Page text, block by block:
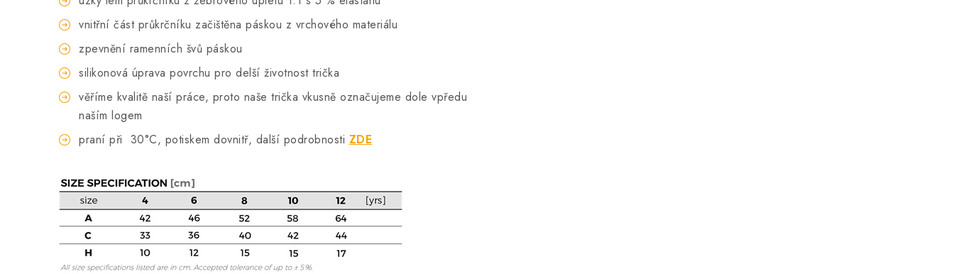
vnitřní část průkrčníku začištěna páskou z vrchového materiálu
zpevnění ramenních švů páskou
silikonová úprava povrchu pro delší životnost trička
věříme kvalitě naší práce, proto naše trička vkusně označujeme dole vpředu
naším logem
praní při 30°C, potiskem dovnitř, další podrobnosti ZDE